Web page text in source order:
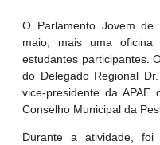
O Parlamento Jovem
maio, mais uma
estudantes participantes.
do Delegado Regional
vice-presidente da APAE
Conselho Municipal da
Durante a atividade,